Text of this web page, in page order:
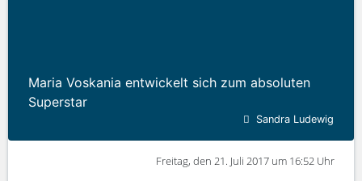
Maria Voskania entwickelt sich zum absoluten
Superstar
Sandra Ludewig
Freitag, den 21. Juli 2017 um 16:52 Uhr